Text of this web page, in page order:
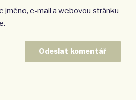
jméno, e-mail a webovou stránku